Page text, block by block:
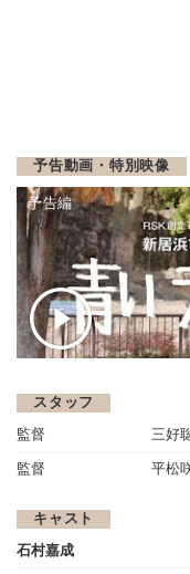
予告動画・特別映像
予告編
スタッフ
監督 三好
監督 平松
キャスト
石村嘉成